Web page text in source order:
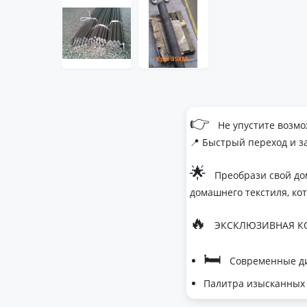
👉
Не упустите
📍 Быстрый переход и
🌟
Преобрази свой
домашнего текстиля,
🔥 ЭКСКЛЮЗИВНАЯ
🛏
Современные
Палитра изысканных